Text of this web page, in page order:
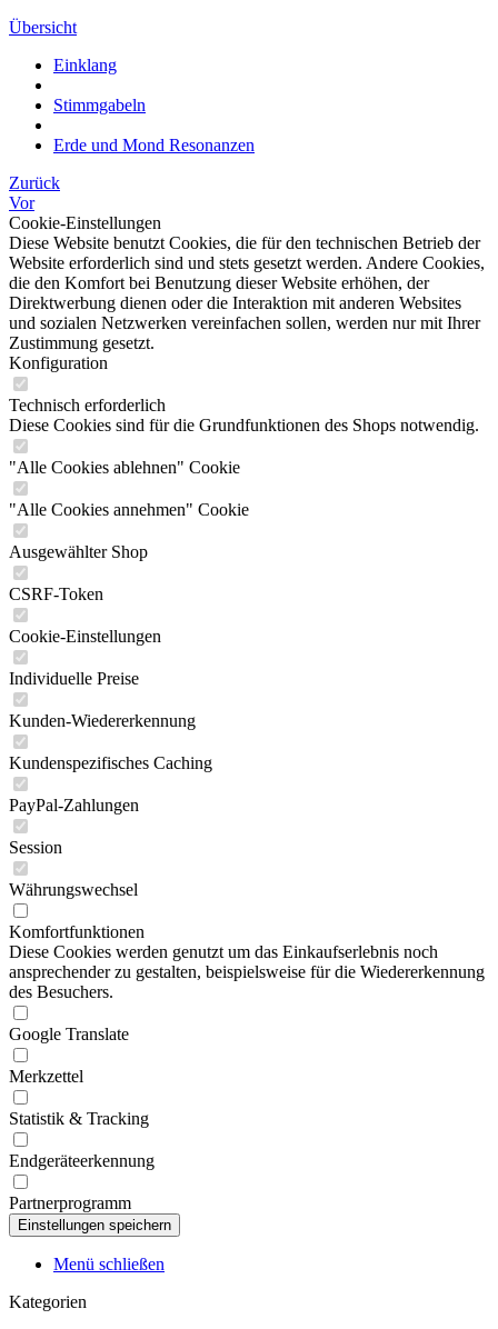
Übersicht
Einklang
Stimmgabeln
Erde und Mond Resonanzen
Zurück
Vor
Cookie-Einstellungen
Diese Website benutzt Cookies, die für den technischen Betrieb der
Website erforderlich sind und stets gesetzt werden. Andere Cookies,
die den Komfort bei Benutzung dieser Website erhöhen, der
Direktwerbung dienen oder die Interaktion mit anderen Websites
und sozialen Netzwerken vereinfachen sollen, werden nur mit Ihrer
Zustimmung gesetzt.
Konfiguration
Technisch erforderlich
Diese Cookies sind für die Grundfunktionen des Shops notwendig.
"Alle Cookies ablehnen" Cookie
"Alle Cookies annehmen" Cookie
Ausgewählter Shop
CSRF-Token
Cookie-Einstellungen
Individuelle Preise
Kunden-Wiedererkennung
Kundenspezifisches Caching
PayPal-Zahlungen
Session
Währungswechsel
Komfortfunktionen
Diese Cookies werden genutzt um das Einkaufserlebnis noch
ansprechender zu gestalten, beispielsweise für die Wiedererkennung
des Besuchers.
Google Translate
Merkzettel
Statistik & Tracking
Endgeräteerkennung
Partnerprogramm
Menü schließen
Kategorien